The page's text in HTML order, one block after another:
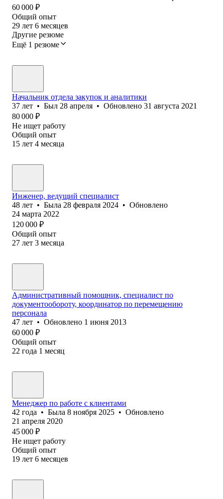
60 000 ₽
Общий опыт
29 лет 6 месяцев
Другие резюме
Ещё 1 резюме
Начальник отдела закупок и аналитики
37 лет • Был 28 апреля • Обновлено 31 августа 2021
80 000 ₽
Не ищет работу
Общий опыт
15 лет 4 месяца
Инженер, ведущий специалист
48 лет • Была 28 февраля 2024 • Обновлено
24 марта 2022
120 000 ₽
Общий опыт
27 лет 3 месяца
Административный помощник, специалист по
документообороту, координатор по перемещению
персонала
47 лет • Обновлено 1 июня 2013
60 000 ₽
Общий опыт
22 года 1 месяц
Менеджер по работе с клиентами
42 года • Была 8 ноября 2025 • Обновлено
21 апреля 2020
45 000 ₽
Не ищет работу
Общий опыт
19 лет 6 месяцев